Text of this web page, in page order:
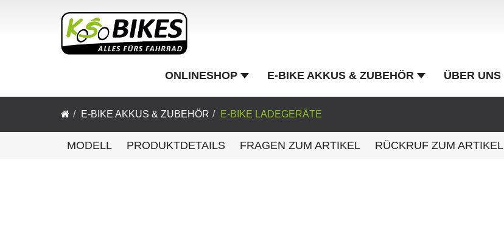
ONLINESHOP E-BIKE AKKUS & ZUBEHÖR ÜBER UNS
E-BIKE AKKUS & ZUBEHÖR E-BIKE LADEGERÄTE
MODELL PRODUKTDETAILS FRAGEN ZUM ARTIKEL RÜCKRUF ZUM ARTIKEL